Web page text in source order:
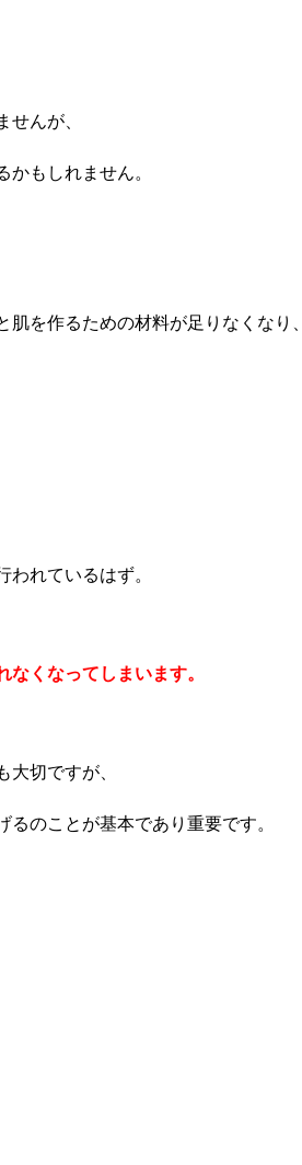
んが、
もしれません。
を作るための材料が足りなくなり、
れているはず。
くなってしまいます。
切ですが、
のことが基本であり重要です。